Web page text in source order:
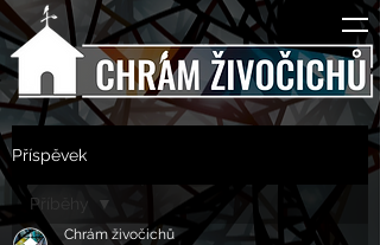
Příspěvek
Příběhy
Chrám živočichů